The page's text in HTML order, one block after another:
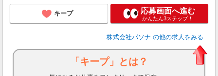
キープ 応募画面へ進む
かんたん3ステップ！
株式会社パソナ の他の求人をみる
「キープ」とは？